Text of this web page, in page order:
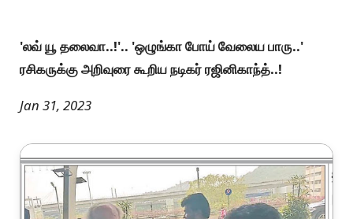
'லவ் யூ தலைவா..!'.. 'ஒழுங்கா போய் வேலைய பாரு..'
ரசிகருக்கு அறிவுரை கூறிய நடிகர் ரஜினிகாந்த்..!
Jan 31, 2023